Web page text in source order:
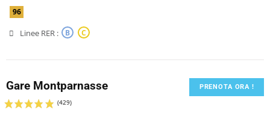
96
Linee RER : B C
Gare Montparnasse PRENOTA ORA !